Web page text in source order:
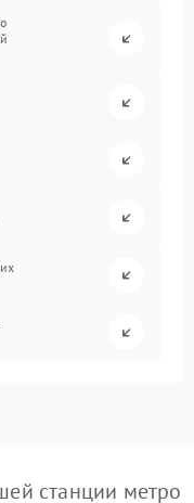
станции метро